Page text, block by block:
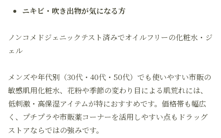
ニキビ・吹き出物が気になる方
ノンコメドジェニックテスト済みでオイルフリーの化粧水・ジ
ェル
メンズや年代別（30代・40代・50代）でも使いやすい市販の
敏感肌用化粧水、花粉や季節の変わり目による肌荒れには、
低刺激・高保湿アイテムが特におすすめです。価格帯も幅広
く、プチプラや市販薬コーナーを活用しやすい点もドラッグ
ストアならではの強みです。